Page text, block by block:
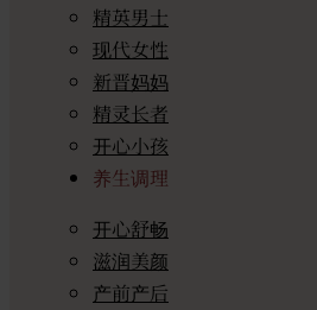
精英男士
现代女性
新晋妈妈
精灵长者
开心小孩
养生调理
开心舒畅
滋润美颜
产前产后